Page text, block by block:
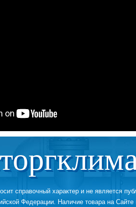
справочный характер и не является
Федерации. Наличие товара на